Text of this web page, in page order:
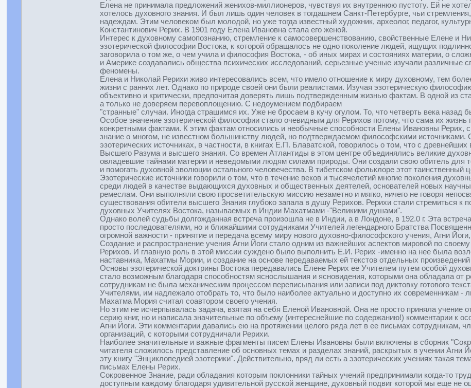
Елена не принимала предложений женихов-миллионеров, чувствуя их внутреннюю пустоту. Ей не
хотелось духовного знания. И был лишь один человек в тогдашнем Санкт-Петербурге, чьи
надеждам. Этим человеком был молодой, но уже тогда известный художник, археолог, педагог,
Константинович Рерих. В 1901 году Елена Ивановна стала его женой.
Интерес к духовному самопознанию, стремление к самосовершенствованию, свойственные Елене и
эзотерической философии Востока, к которой обращалось не одно поколение людей, ищущих
заговорила о том же, о чем учила и философия Востока, - об иных мирах и состояниях материи, о
и Америке создавались общества психических исследований, серьезные ученые изучали различные
феномены.
Елена и Николай Рерихи живо интересовались всем, что имело отношение к миру духовному, тем
жизни с ранних лет. Однако по природе своей они были реалистами. Изучая эзотерическую
объективно и критически, предпочитая доверять лишь подтвержденным жизнью фактам. В одной из
а только не доверяем перевоплощению. С недоумением подбираем
"странные" случаи. Иногда страшимся их. Уже не бросаем в кучу огулом. То, что четверть века
Особое значение эзотерической философии стало очевидным для Рерихов потому, что сама их жизнь
конкретными фактами. К этим фактам относились и необычные способности Елены Ивановны Рерих,
знание о многом, не известном большинству людей, но подтверждаемом философскими источниками.
эзотерических источниках, в частности, в книгах Е.П. Блаватской, говорилось о том, что с
Высшего Разума и высшего знания. Со времен Атлантиды в этом центре объединялись великие
овладевшие тайнами материи и неведомыми людям силами природы. Они создали свою обитель для
и помогать духовной эволюции остального человечества. В тибетском фольклоре этот
Эзотерические источники говорили о том, что в течение веков и тысячелетий многие поколения
среди людей в качестве выдающихся духовных и общественных деятелей, основателей новых
ремеслам. Они выполняли свою просветительскую миссию незаметно и мягко, ничего не говоря
существования обители высшего Знания глубоко запала в душу Рерихов. Рерихи стали стремиться к
духовных Учителях Востока, называемых в Индии Махатмами -"Великими душами".
Однако волей судьбы долгожданная встреча произошла не в Индии, а в Лондоне, в 192.0 г. Эта
просто последователями, но и ближайшими сотрудниками Учителей легендарного Братства
огромной важности - принятие и передача всему миру нового духовно-философского учения, Агни
Создание и распространение учения Агни Йоги стало одним из важнейших аспектов мировой по
Рерихов. И главную роль в этой миссии суждено было выполнить Е.И. Рерих -именно на нее была
наставника, Махатмы Мории, и создание на основе передаваемых ей текстов отдельных произведений
Основы эзотерической доктрины Востока передавались Елене Рерих ее Учителем путем особой
стало возможным благодаря способностям яснослышания и ясновидения, которыми она обладала от
сотрудникам не была механическим процессом переписывания или записи под диктовку готового
Учителями, им надлежало отобрать то, что было наиболее актуально и доступно их современникам
Махатма Мория считал соавтором своего учения.
Но этим не исчерпывалась задача, взятая на себя Еленой Ивановной. Она не просто приняла учение
серию книг, но и написала значительные по объему (интереснейшие по содержанию!) комментарии к
Агни Йоги. Эти комментарии давались ею на протяжении целого ряда лет в ее письмах сотрудникам,
организаций, с которыми сотрудничали Рерихи.
Наиболее значительные и важные фрагменты писем Елены Ивановны были включены в сборник
читателя сложилось представление об основных темах и разделах знаний, раскрытых в учении Агни
эту книгу "Энциклопедией эзотерики". Действительно, вряд ли есть а эзотерических учениях такая
письмах Елены Рерих.
Сокровенное Знание, ради обладания которым поклонники тайных учений предпринимали когда-то
доступным каждому благодаря удивительной русской женщине, духовный подвиг которой мы еще не